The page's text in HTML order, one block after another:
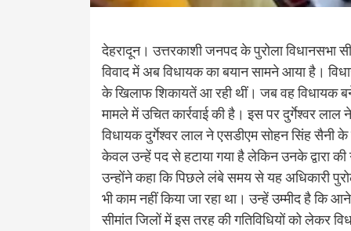
देहरादून। उत्तरकाशी जनपद के पुरोला विधानसभा
विवाद में अब विधायक का बयान सामने आया है।
के खिलाफ शिकायतें आ रही थीं। जब वह विधायक
मामले में उचित कार्रवाई की है। इस पर दुर्गेश्वर
विधायक दुर्गेश्वर लाल ने एसडीएम सोहन सिंह सैनी
केवल उन्हें पद से हटाया गया है लेकिन उनके द्वारा
उन्होंने कहा कि पिछले लंबे समय से यह अधिकारी
भी काम नहीं किया जा रहा था। उन्हें उम्मीद है कि
सीमांत जिलों में इस तरह की गतिविधियों को लेकर